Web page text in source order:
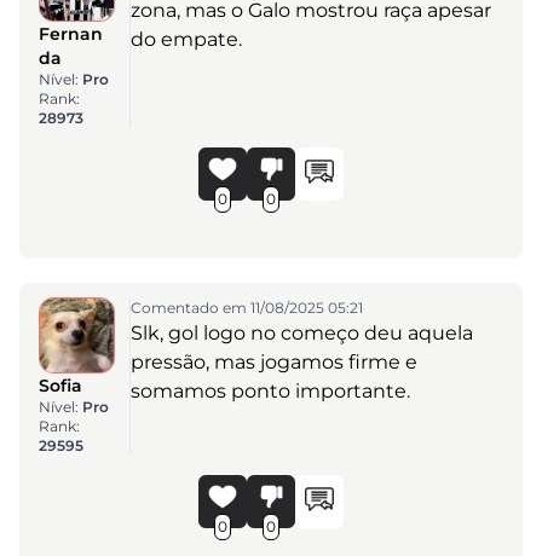
Fernan
da
Nível: Pro
Rank:
28973
zona, mas o Galo mostrou raça apesar
do empate.
0 0
Sofia
Nível: Pro
Rank:
29595
Comentado em 11/08/2025 05:21
Slk, gol logo no começo deu aquela
pressão, mas jogamos firme e
somamos ponto importante.
0 0